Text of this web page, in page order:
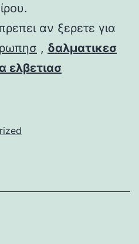
αν ξερετε για
, δαλματικεσ
ελβετιασ